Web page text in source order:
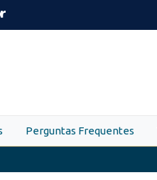
Perguntas Frequentes